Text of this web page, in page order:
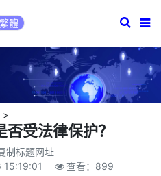
繁體
>
受法律保护？
制标题网址
查看： 899